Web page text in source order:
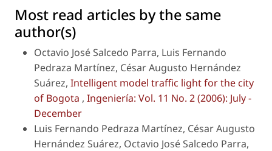
Most read articles by the same
author(s)
Octavio José Salcedo Parra, Luis Fernando
Pedraza Martínez, César Augusto Hernández
Suárez, Intelligent model traffic light for the city
of Bogota , Ingeniería: Vol. 11 No. 2 (2006): July -
December
Luis Fernando Pedraza Martínez, César Augusto
Hernández Suárez, Octavio José Salcedo Parra,